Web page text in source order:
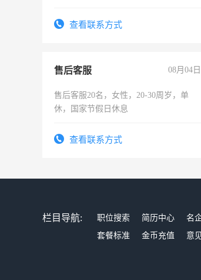
查看联系方式
售后客服 08月04日
售后客服20名，女性，20-30周岁，单
休，国家节假日休息
查看联系方式
栏目导航: 职位搜索 简历中心 名
套餐标准
金币充值 意